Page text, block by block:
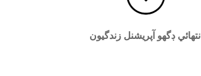
انتهائي ڊگهو آپريشنل زندگيون